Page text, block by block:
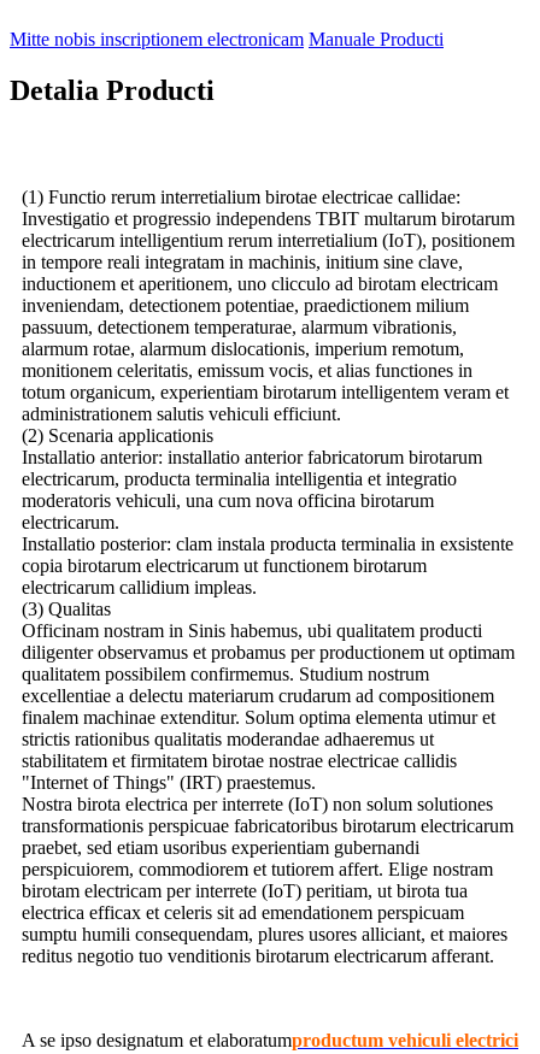
Mitte nobis inscriptionem electronicam Manuale Producti
Detalia Producti
(1) Functio rerum interretialium birotae electricae callidae:
Investigatio et progressio independens TBIT multarum birotarum
electricarum intelligentium rerum interretialium (IoT), positionem
in tempore reali integratam in machinis, initium sine clave,
inductionem et aperitionem, uno clicculo ad birotam electricam
inveniendam, detectionem potentiae, praedictionem milium
passuum, detectionem temperaturae, alarmum vibrationis,
alarmum rotae, alarmum dislocationis, imperium remotum,
monitionem celeritatis, emissum vocis, et alias functiones in
totum organicum, experientiam birotarum intelligentem veram et
administrationem salutis vehiculi efficiunt.
(2) Scenaria applicationis
Installatio anterior: installatio anterior fabricatorum birotarum
electricarum, producta terminalia intelligentia et integratio
moderatoris vehiculi, una cum nova officina birotarum
electricarum.
Installatio posterior: clam instala producta terminalia in exsistente
copia birotarum electricarum ut functionem birotarum
electricarum callidium impleas.
(3) Qualitas
Officinam nostram in Sinis habemus, ubi qualitatem producti
diligenter observamus et probamus per productionem ut optimam
qualitatem possibilem confirmemus. Studium nostrum
excellentiae a delectu materiarum crudarum ad compositionem
finalem machinae extenditur. Solum optima elementa utimur et
strictis rationibus qualitatis moderandae adhaeremus ut
stabilitatem et firmitatem birotae nostrae electricae callidis
"Internet of Things" (IRT) praestemus.
Nostra birota electrica per interrete (IoT) non solum solutiones
transformationis perspicuae fabricatoribus birotarum electricarum
praebet, sed etiam usoribus experientiam gubernandi
perspicuiorem, commodiorem et tutiorem affert. Elige nostram
birotam electricam per interrete (IoT) peritiam, ut birota tua
electrica efficax et celeris sit ad emendationem perspicuam
sumptu humili consequendam, plures usores alliciant, et maiores
reditus negotio tuo venditionis birotarum electricarum afferant.
A se ipso designatum et elaboratumproductum vehiculi electrici